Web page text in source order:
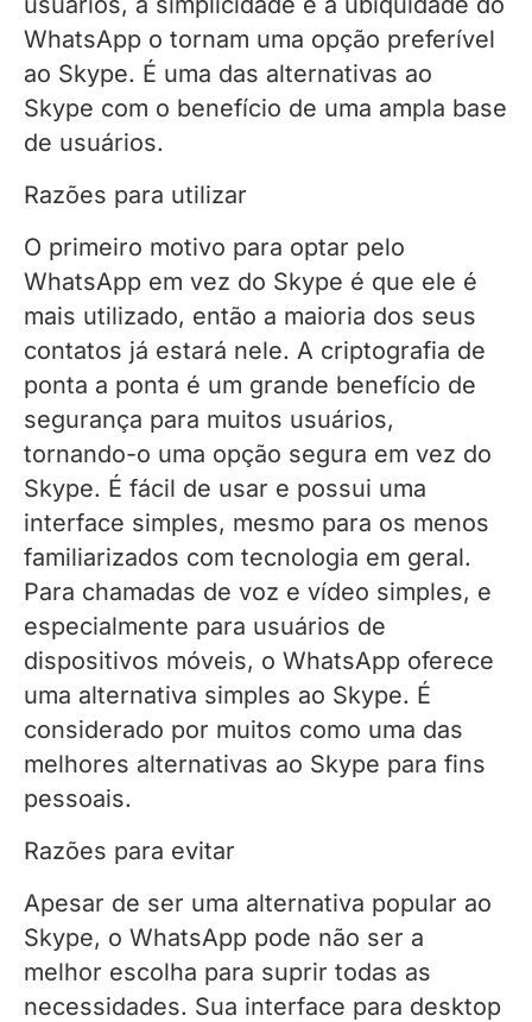
WhatsApp o tornam uma opção preferível
ao Skype. É uma das alternativas ao
Skype com o benefício de uma ampla base
de usuários.
Razões para utilizar
O primeiro motivo para optar pelo
WhatsApp em vez do Skype é que ele é
mais utilizado, então a maioria dos seus
contatos já estará nele. A criptografia de
ponta a ponta é um grande benefício de
segurança para muitos usuários,
tornando-o uma opção segura em vez do
Skype. É fácil de usar e possui uma
interface simples, mesmo para os menos
familiarizados com tecnologia em geral.
Para chamadas de voz e vídeo simples, e
especialmente para usuários de
dispositivos móveis, o WhatsApp oferece
uma alternativa simples ao Skype. É
considerado por muitos como uma das
melhores alternativas ao Skype para fins
pessoais.
Razões para evitar
Apesar de ser uma alternativa popular ao
Skype, o WhatsApp pode não ser a
melhor escolha para suprir todas as
necessidades. Sua interface para desktop